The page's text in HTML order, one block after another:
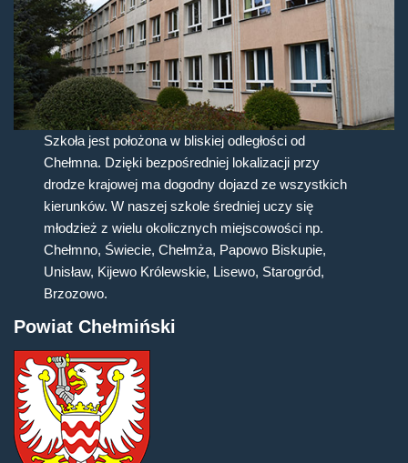
Szkoła jest położona w bliskiej odległości od
Chełmna. Dzięki bezpośredniej lokalizacji przy
drodze krajowej ma dogodny dojazd ze wszystkich
kierunków. W naszej szkole średniej uczy się
młodzież z wielu okolicznych miejscowości np.
Chełmno, Świecie, Chełmża, Papowo Biskupie,
Unisław, Kijewo Królewskie, Lisewo, Starogród,
Brzozowo.
Powiat Chełmiński